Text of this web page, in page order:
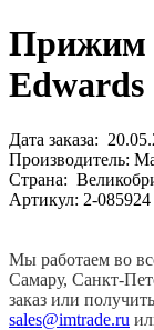
Прижим
Edwards
Дата заказа:
Производитель:
Страна:
Артикул: 2-085924
Мы работаем во
Самару, Санкт-
заказ или
sales@imtrade.ru